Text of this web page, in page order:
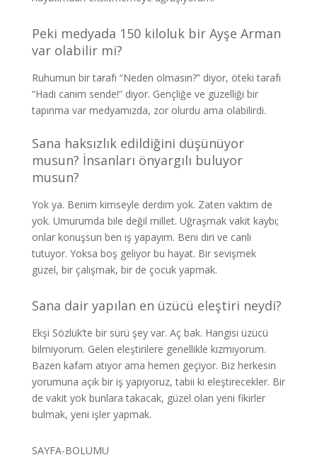
Peki medyada 150 kiloluk bir Ayşe Arman
var olabilir mi?
Ruhumun bir tarafı “Neden olmasın?” diyor, öteki tarafı
“Hadi canım sende!” diyor. Gençliğe ve güzelliği bir
tapınma var medyamızda, zor olurdu ama olabilirdi.
Sana haksızlık edildiğini düşünüyor
musun? İnsanları önyargılı buluyor
musun?
Yok ya. Benim kimseyle derdim yok. Zaten vaktim de
yok. Umurumda bile değil millet. Uğraşmak vakit kaybı;
onlar konuşsun ben iş yapayım. Beni diri ve canlı
tutuyor. Yoksa boş geliyor bu hayat. Bir sevişmek
güzel, bir çalışmak, bir de çocuk yapmak.
Sana dair yapılan en üzücü eleştiri neydi?
Ekşi Sözlük’te bir sürü şey var. Aç bak. Hangisi üzücü
bilmiyorum. Gelen eleştirilere genellikle kızmıyorum.
Bazen kafam atıyor ama hemen geçiyor. Biz herkesin
yorumuna açık bir iş yapıyoruz, tabii ki eleştirecekler. Bir
de vakit yok bunlara takacak, güzel olan yeni fikirler
bulmak, yeni işler yapmak.
SAYFA-BOLUMU